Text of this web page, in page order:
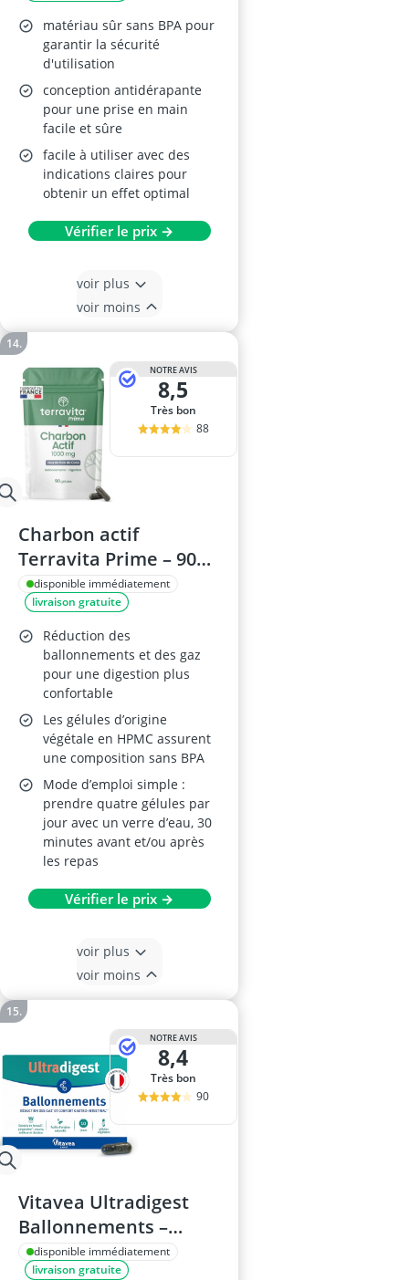
matériau sûr sans BPA pour
garantir la sécurité
d'utilisation
conception antidérapante
pour une prise en main
facile et sûre
facile à utiliser avec des
indications claires pour
obtenir un effet optimal
Vérifier le prix →
voir plus
voir moins
NOTRE AVIS
8,5
Très bon
88
Charbon actif
Terravita Prime – 90
gélules, naturel issu
de noix de coco, aide à
la digestion et au
transit, lutte contre
les gaz, fabriqué en
disponible immédiatement
livraison gratuite
Réduction des
ballonnements et des gaz
pour une digestion plus
confortable
Les gélules d’origine
végétale en HPMC assurent
une composition sans BPA
Mode d’emploi simple :
prendre quatre gélules par
jour avec un verre d’eau, 30
minutes avant et/ou après
les repas
Vérifier le prix →
voir plus
voir moins
NOTRE AVIS
8,4
Très bon
90
Vitavea Ultradigest
Ballonnements –
Gélules végétales –
disponible immédiatement
livraison gratuite